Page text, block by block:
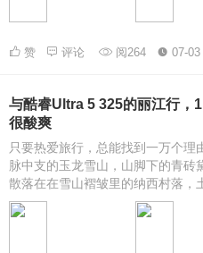
赞 评论 阅264 07-
与酷睿Ultra 5 325的丽江行，
很酸爽
只要热爱旅行，总能找到一万个理
脉中支的玉龙雪山，山脚下的青砖
散落在在雪山褶皱里的纳西村落，